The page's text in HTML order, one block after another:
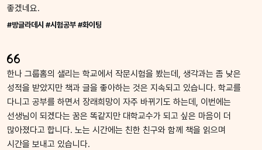
좋겠네요.
#방글라데시 #시험공부 #화이팅
한나 그룹홈의 샐리는 학교에서 작문시험을 봤는데, 생각과는 좀 낮은
성적을 받았지만 책과 글을 좋아하는 것은 지속되고 있습니다. 학교를
다니고 공부를 하면서 장래희망이 자주 바뀌기도 하는데, 이번에는
선생님이 되겠다는 꿈은 똑같지만 대학교수가 되고 싶은 마음이 더
많아졌다고 합니다. 노는 시간에는 친한 친구와 함께 책을 읽으며
시간을 보내고 있습니다.